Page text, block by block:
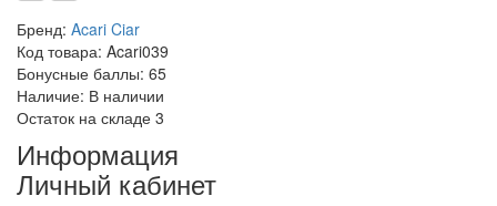
Бренд: Acari Ciar
Код товара: Acari039
Бонусные баллы: 65
Наличие: В наличии
Остаток на складе 3
Информация
Личный кабинет